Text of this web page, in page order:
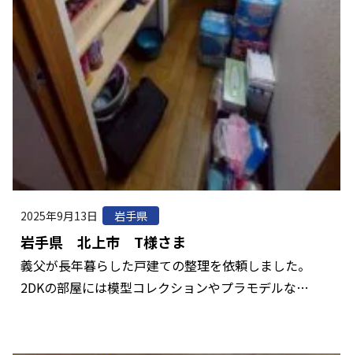
2025年9月13日 岩手県
岩手県 北上市 T様さま
義父が長年暮らした戸建ての整理を依頼しました。
2DKの部屋には模型コレクションやプラモデルな…